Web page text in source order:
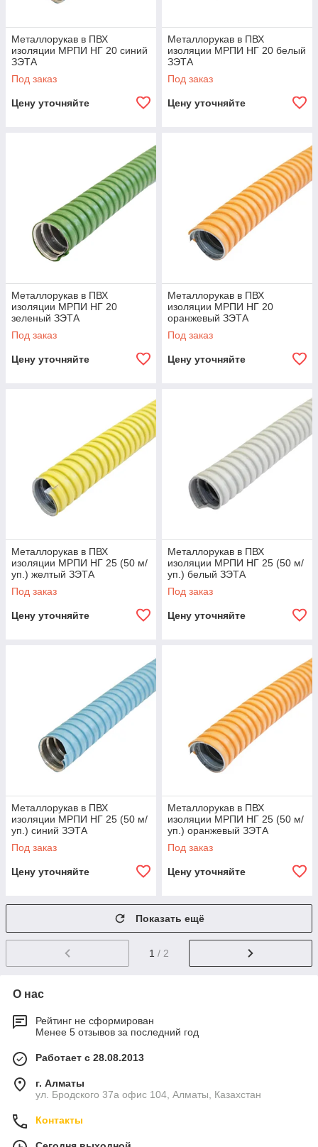
Металлорукав в ПВХ
изоляции МРПИ НГ 20 синий
ЗЭТА
Под заказ
Цену уточняйте
Металлорукав в ПВХ
изоляции МРПИ НГ 20 белый
ЗЭТА
Под заказ
Цену уточняйте
Металлорукав в ПВХ
изоляции МРПИ НГ 20
зеленый ЗЭТА
Под заказ
Цену уточняйте
Металлорукав в ПВХ
изоляции МРПИ НГ 20
оранжевый ЗЭТА
Под заказ
Цену уточняйте
Металлорукав в ПВХ
изоляции МРПИ НГ 25 (50 м/
уп.) желтый ЗЭТА
Под заказ
Цену уточняйте
Металлорукав в ПВХ
изоляции МРПИ НГ 25 (50 м/
уп.) белый ЗЭТА
Под заказ
Цену уточняйте
Металлорукав в ПВХ
изоляции МРПИ НГ 25 (50 м/
уп.) синий ЗЭТА
Под заказ
Цену уточняйте
Металлорукав в ПВХ
изоляции МРПИ НГ 25 (50 м/
уп.) оранжевый ЗЭТА
Под заказ
Цену уточняйте
Показать ещё
1 / 2
О нас
Рейтинг не сформирован
Менее 5 отзывов за последний год
Работает с 28.08.2013
г. Алматы
ул. Бродского 37а офис 104, Алматы, Казахстан
Контакты